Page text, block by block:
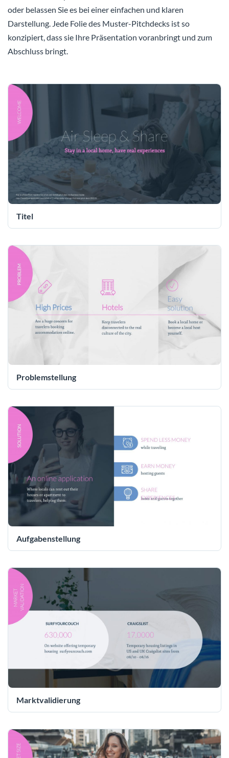
oder belassen Sie es bei einer einfachen und klaren
Darstellung. Jede Folie des Muster-Pitchdecks ist so
konzipiert, dass sie Ihre Präsentation voranbringt und zum
Abschluss bringt.
Titel
Problemstellung
Aufgabenstellung
Marktvalidierung